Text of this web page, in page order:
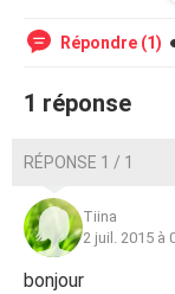
mettre fin à mes
bien que mal...
Répondre (1)
1 réponse
RÉPONSE 1 / 1
Tiina
2 juil. 2015 à
bonjour